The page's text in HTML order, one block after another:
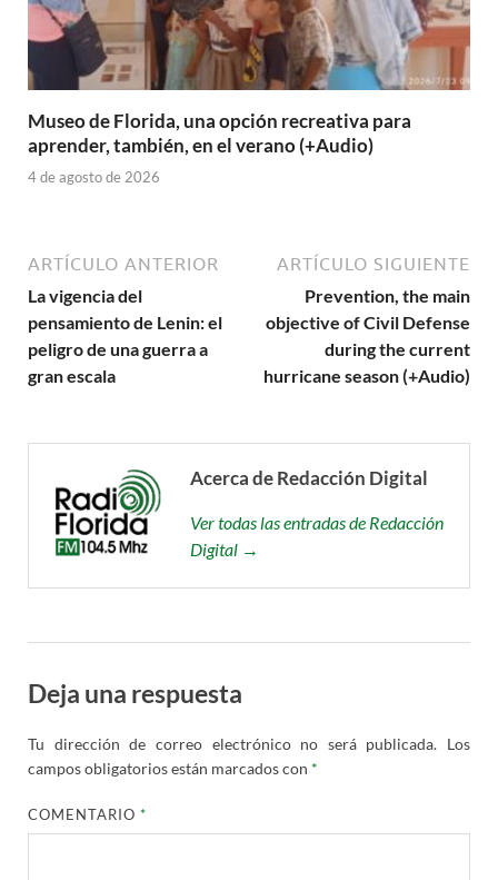
Museo de Florida, una opción recreativa para
aprender, también, en el verano (+Audio)
4 de agosto de 2026
ARTÍCULO ANTERIOR
La vigencia del
pensamiento de Lenin: el
peligro de una guerra a
gran escala
ARTÍCULO SIGUIENTE
Prevention, the main
objective of Civil Defense
during the current
hurricane season (+Audio)
Acerca de Redacción Digital
Ver todas las entradas de Redacción
Digital →
Deja una respuesta
Tu dirección de correo electrónico no será publicada. Los
campos obligatorios están marcados con *
COMENTARIO*